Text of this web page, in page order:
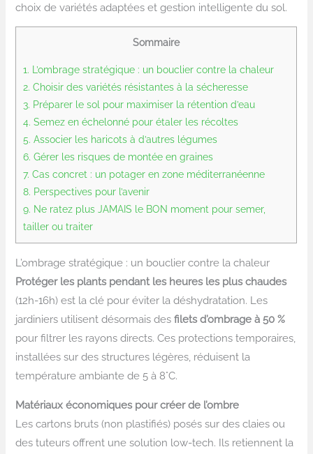
choix de variétés adaptées et gestion intelligente du sol.
Sommaire
1. L’ombrage stratégique : un bouclier contre la chaleur
2. Choisir des variétés résistantes à la sécheresse
3. Préparer le sol pour maximiser la rétention d’eau
4. Semez en échelonné pour étaler les récoltes
5. Associer les haricots à d’autres légumes
6. Gérer les risques de montée en graines
7. Cas concret : un potager en zone méditerranéenne
8. Perspectives pour l’avenir
9. Ne ratez plus JAMAIS le BON moment pour semer,
tailler ou traiter
L’ombrage stratégique : un bouclier contre la chaleur
Protéger les plants pendant les heures les plus chaudes
(12h-16h) est la clé pour éviter la déshydratation. Les
jardiniers utilisent désormais desfilets d’ombrage à 50 %
pour filtrer les rayons directs. Ces protections temporaires,
installées sur des structures légères, réduisent la
température ambiante de 5 à 8°C.
Matériaux économiques pour créer de l’ombre
Les cartons bruts (non plastifiés) posés sur des claies ou
des tuteurs offrent une solution low-tech. Ils retiennent la